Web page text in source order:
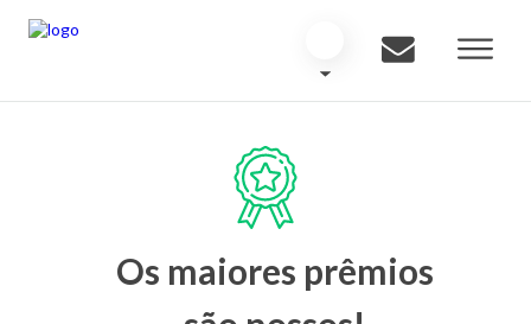
Os maiores prêmios